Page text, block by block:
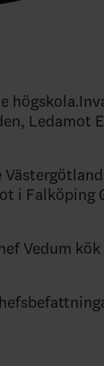
Ledamot
i Falköping
Vedum kök